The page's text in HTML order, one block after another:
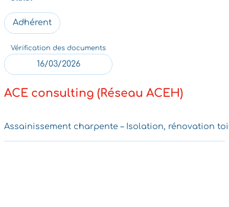
Adhérent
Vérification des documents
16/03/2026
ACE consulting (Réseau ACEH)
Assainissement charpente – Isolation, rénovation